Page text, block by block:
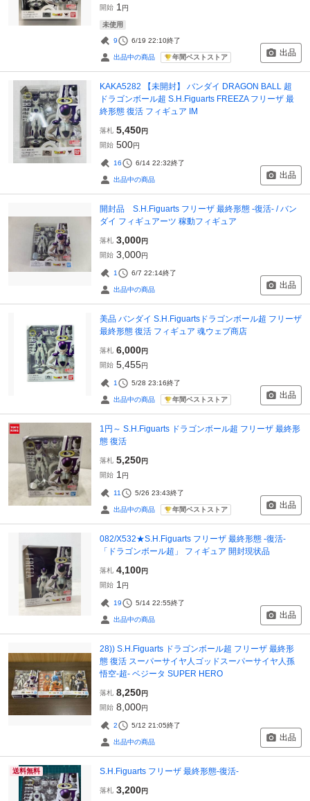
開始 1 円
未使用
9 6/19 22:10終了
出品中の商品 年間ベストストア 出品
KAKA5282 【未開封】 バンダイ DRAGON BALL 超
ドラゴンボール超 S.H.Figuarts FREEZA フリーザ 最
終形態 復活 フィギュア IM
落札 5,450円
開始 500円
16 6/14 22:32終了
出品中の商品 出品
開封品 S.H.Figuarts フリーザ 最終形態 -復活- / バン
ダイ フィギュアーツ 稼動フィギュア
落札 3,000円
開始 3,000円
1 6/7 22:14終了
出品中の商品 出品
美品 バンダイ S.H.Figuartsドラゴンボール超 フリーザ
最終形態 復活 フィギュア 魂ウェブ商店
落札 6,000円
開始 5,455円
1 5/28 23:16終了
出品中の商品 年間ベストストア 出品
1円～ S.H.Figuarts ドラゴンボール超 フリーザ 最終形
態 復活
落札 5,250円
開始 1 円
11 5/26 23:43終了
出品中の商品 年間ベストストア 出品
082/X532★S.H.Figuarts フリーザ 最終形態 -復活-
「ドラゴンボール超」 フィギュア 開封現状品
落札 4,100円
開始 1 円
19 5/14 22:55終了
出品中の商品 出品
28)) S.H.Figuarts ドラゴンボール超 フリーザ 最終形
態 復活 スーパーサイヤ人ゴッドスーパーサイヤ人孫
悟空-超- ベジータ SUPER HERO
落札 8,250円
開始 8,000円
2 5/12 21:05終了
出品中の商品 出品
送料無料 S.H.Figuarts フリーザ 最終形態-復活-
落札 3,200円